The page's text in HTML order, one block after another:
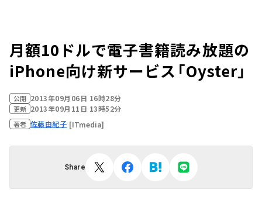
月額10ドルで電子書籍読み放題の
iPhone向け新サービス「Oyster」
公開 2013年09月06日 16時28分
更新 2013年09月11日 13時52分
著者 佐藤由紀子 [ITmedia]
Share